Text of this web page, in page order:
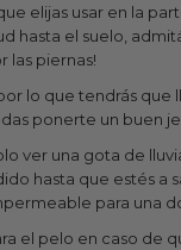
elijas usar en la
hasta el suelo,
las piernas!
lo que tendrás que
ponerte un buen
ver una gota de
hasta que estés a
para una
el pelo en caso de